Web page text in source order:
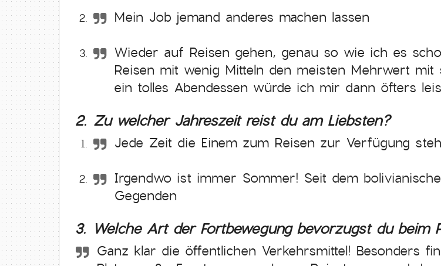
Mein Job jemand anderes machen lassen
Wieder auf Reisen gehen, genau so wie ich es
Reisen mit wenig Mitteln den meisten Mehrwert
ein tolles Abendessen würde ich mir dann öfters
2. Zu welcher Jahreszeit reist du am Liebsten?
Jede Zeit die Einem zum Reisen zur Verfügung
Irgendwo ist immer Sommer! Seit dem
Gegenden
3. Welche Art der Fortbewegung bevorzugst du beim
Ganz klar die öffentlichen Verkehrsmittel! Besonders